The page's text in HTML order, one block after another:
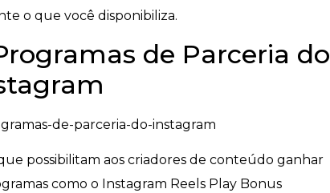
o que você disponibiliza.
de Parceria do
possibilitam aos criadores de conteúdo ganhar
como o Instagram Reels Play Bonus